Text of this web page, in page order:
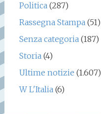
Politica(287)
Rassegna Stampa(51)
Senza categoria(187)
Storia(4)
Ultime notizie (1.607)
W L'Italia(6)